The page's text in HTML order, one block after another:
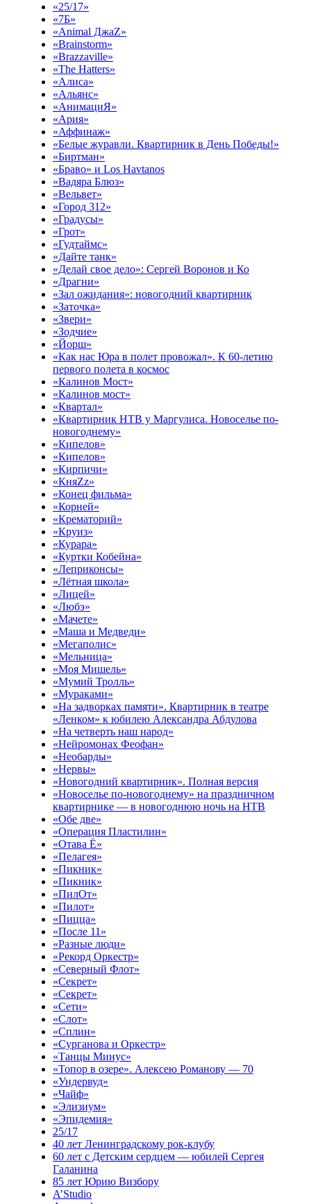
«25/17»
«7Б»
«Animal ДжаZ»
«Brainstorm»
«Brazzaville»
«The Hatters»
«Алиса»
«Альянс»
«АнимациЯ»
«Ария»
«Аффинаж»
«Белые журавли. Квартирник в День Победы!»
«Биртман»
«Браво» и Los Havtanos
«Вадяра Блюз»
«Вельвет»
«Город 312»
«Градусы»
«Грот»
«Гудтаймс»
«Дайте танк»
«Делай свое дело»: Сергей Воронов и Ко
«Драгни»
«Зал ожидания»: новогодний квартирник
«Заточка»
«Звери»
«Зодчие»
«Йорш»
«Как нас Юра в полет провожал». К 60-летию
первого полета в космос
«Калинов Мост»
«Калинов мост»
«Квартал»
«Квартирник НТВ у Маргулиса. Новоселье по-
новогоднему»
«Кипелов»
«Кипелов»
«Кирпичи»
«КняZz»
«Конец фильма»
«Корней»
«Крематорий»
«Круиз»
«Курара»
«Куртки Кобейна»
«Леприконсы»
«Лётная школа»
«Лицей»
«Любэ»
«Мачете»
«Маша и Медведи»
«Мегаполис»
«Мельница»
«Моя Мишель»
«Мумий Тролль»
«Мураками»
«На задворках памяти». Квартирник в театре
«Ленком» к юбилею Александра Абдулова
«На четверть наш народ»
«Нейромонах Феофан»
«Необарды»
«Нервы»
«Новогодний квартирник». Полная версия
«Новоселье по-новогоднему» на праздничном
квартирнике — в новогоднюю ночь на НТВ
«Обе две»
«Операция Пластилин»
«Отава Ё»
«Пелагея»
«Пикник»
«Пикник»
«ПилОт»
«Пилот»
«Пицца»
«После 11»
«Разные люди»
«Рекорд Оркестр»
«Северный Флот»
«Секрет»
«Секрет»
«Сети»
«Слот»
«Сплин»
«Сурганова и Оркестр»
«Танцы Минус»
«Топор в озере». Алексею Романову — 70
«Ундервуд»
«Чайф»
«Элизиум»
«Эпидемия»
25/17
40 лет Ленинградскому рок-клубу
60 лет с Детским сердцем — юбилей Сергея
Галанина
85 лет Юрию Визбору
A’Studio